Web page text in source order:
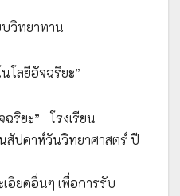
บวิทยาทาน
โลยีอัจฉริยะ”
ฉริยะ” โรงเรียน
สัปดาห์วันวิทยาศาสตร์ ปี
อียดอื่นๆ เพื่อการรับ